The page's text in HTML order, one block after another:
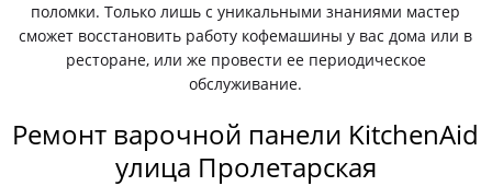
поломки. Только лишь с уникальными знаниями мастер
сможет восстановить работу кофемашины у вас дома или в
ресторане, или же провести ее периодическое
обслуживание.
Ремонт варочной панели KitchenAid
улица Пролетарская